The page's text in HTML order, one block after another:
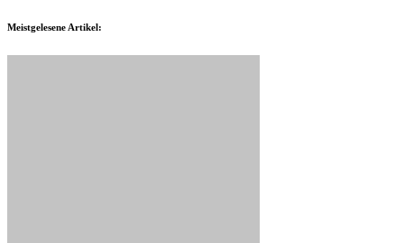
Meistgelesene Artikel: